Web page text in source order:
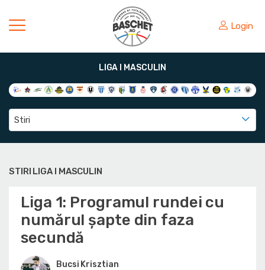
Login
LIGA I MASCULIN
Stiri
STIRI LIGA I MASCULIN
Liga 1: Programul rundei cu
numărul șapte din faza
secundă
Bucsi Krisztian